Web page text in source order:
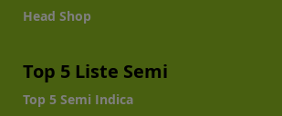
Head Shop
Top 5 Liste Semi
Top 5 Semi Indica